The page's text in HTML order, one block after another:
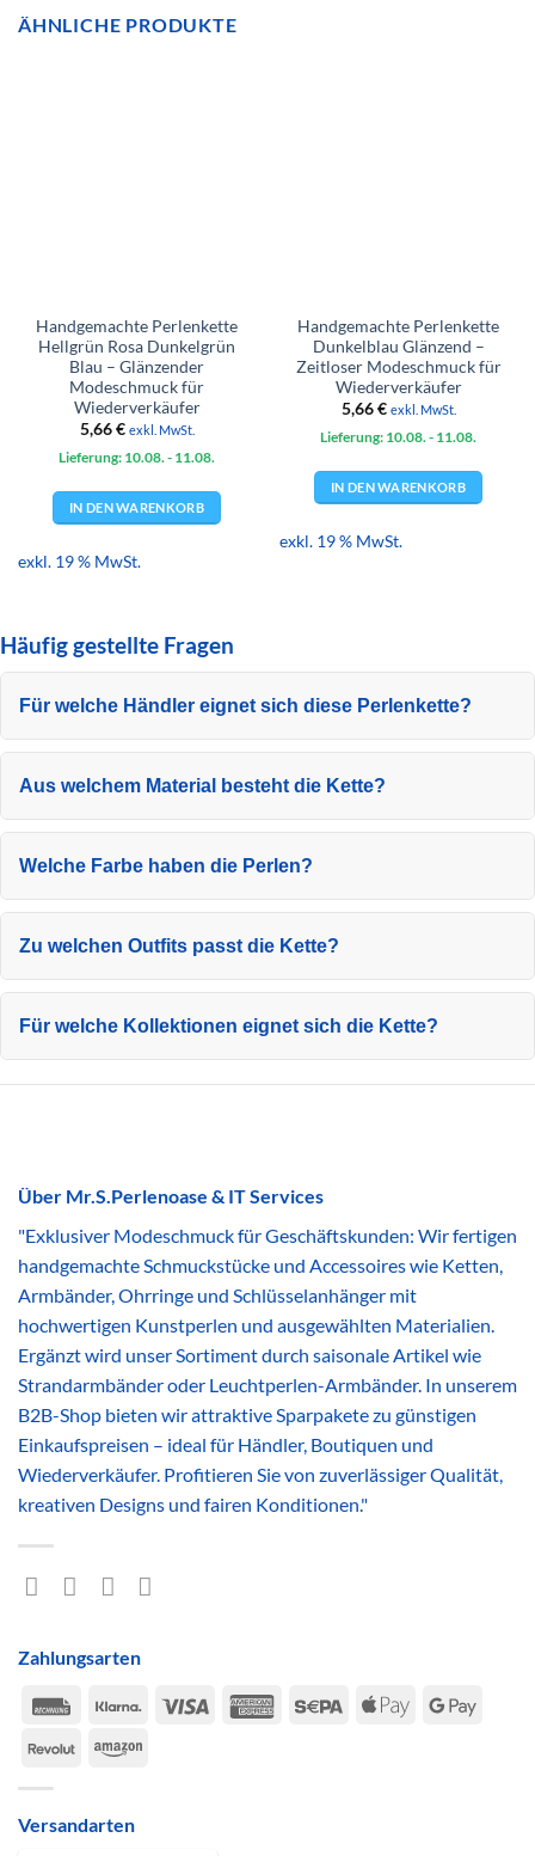
ÄHNLICHE PRODUKTE
Handgemachte Perlenkette
Hellgrün Rosa Dunkelgrün
Blau – Glänzender
Modeschmuck für
Wiederverkäufer
5,66€ exkl. MwSt.
Lieferung: 10.08. - 11.08.
IN DEN WARENKORB
exkl. 19 % MwSt.
Handgemachte Perlenkette
Dunkelblau Glänzend –
Zeitloser Modeschmuck für
Wiederverkäufer
5,66€ exkl. MwSt.
Lieferung: 10.08. - 11.08.
IN DEN WARENKORB
exkl. 19 % MwSt.
Häufig gestellte Fragen
Für welche Händler eignet sich diese Perlenkette?
Aus welchem Material besteht die Kette?
Welche Farbe haben die Perlen?
Zu welchen Outfits passt die Kette?
Für welche Kollektionen eignet sich die Kette?
Über Mr.S.Perlenoase & IT Services
"Exklusiver Modeschmuck für Geschäftskunden: Wir fertigen
handgemachte Schmuckstücke und Accessoires wie Ketten,
Armbänder, Ohrringe und Schlüsselanhänger mit
hochwertigen Kunstperlen und ausgewählten Materialien.
Ergänzt wird unser Sortiment durch saisonale Artikel wie
Strandarmbänder oder Leuchtperlen-Armbänder. In unserem
B2B-Shop bieten wir attraktive Sparpakete zu günstigen
Einkaufspreisen – ideal für Händler, Boutiquen und
Wiederverkäufer. Profitieren Sie von zuverlässiger Qualität,
kreativen Designs und fairen Konditionen."
Zahlungsarten
Rechung
Klarna Visa
American Sepa
Apple
Google
RevolutAmazon
Versandarten